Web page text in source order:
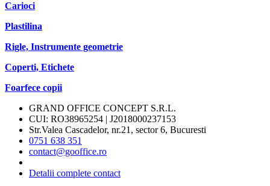
Carioci
Plastilina
Rigle, Instrumente geometrie
Coperti, Etichete
Foarfece copii
GRAND OFFICE CONCEPT S.R.L.
CUI: RO38965254 | J2018000237153
Str.Valea Cascadelor, nr.21, sector 6, Bucuresti
0751 638 351
contact@gooffice.ro
Detalii complete contact